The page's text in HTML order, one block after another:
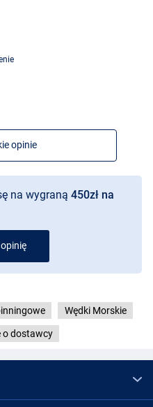
opinie
na wygraną 450zł na
Wędki Morskie
o dostawcy